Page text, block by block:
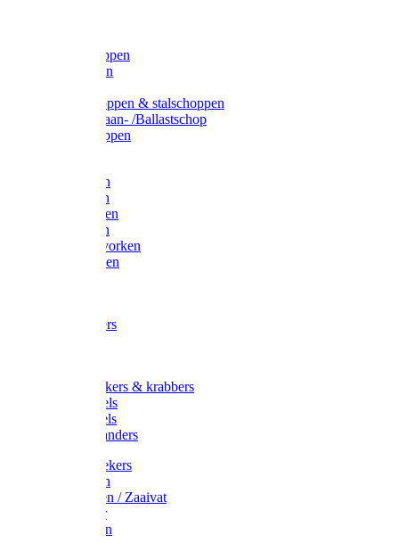
Betonschoppen
Schepbatsen
Ballastschoppen & stalschoppen
Slijtsrip Graan- /Ballastschop
Graanschoppen
Hooivorken
Mestvorken
Bietenvorken
Maisvorken
Aardappelvorken
Vijgenvorken
Tuinkrabbers
Onkruidstekers & krabbers
Hartschoffels
Ruitschoffels
Onkruidbranders
Graskantstekers
Verticuteren
Strooiwagen / Zaaivat
Grasmaaier
Grasscharen